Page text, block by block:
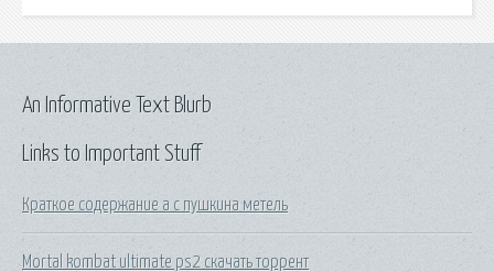
Links to Important Stuff
Краткое содержание а с пушкина метель
Mortal kombat ultimate ps2 скачать торрент
An Informative Text Blurb